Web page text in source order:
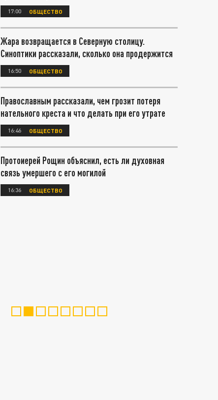
17:00 ОБЩЕСТВО
Жара возвращается в Северную столицу.
Синоптики рассказали, сколько она продержится
16:50 ОБЩЕСТВО
Православным рассказали, чем грозит потеря
нательного креста и что делать при его утрате
16:46 ОБЩЕСТВО
Протоиерей Рощин объяснил, есть ли духовная
связь умершего с его могилой
16:36 ОБЩЕСТВО